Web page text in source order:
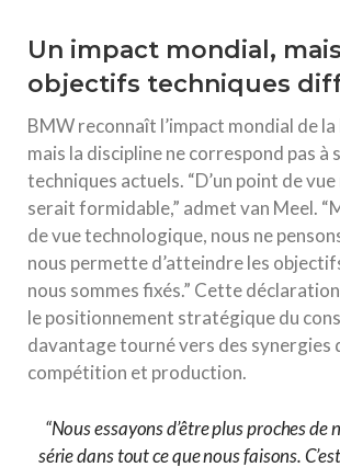
Un impact mondial,
objectifs techniques
BMW reconnaît l’impact mondial de la
mais la discipline ne correspond pas à
techniques actuels. “D’un point de
serait formidable,” admet van Meel.
de vue technologique, nous ne
nous permette d’atteindre les
nous sommes fixés.” Cette
le positionnement stratégique du
davantage tourné vers des synergies
compétition et production.
“Nous essayons d’être plus proches de
série dans tout ce que nous faisons.